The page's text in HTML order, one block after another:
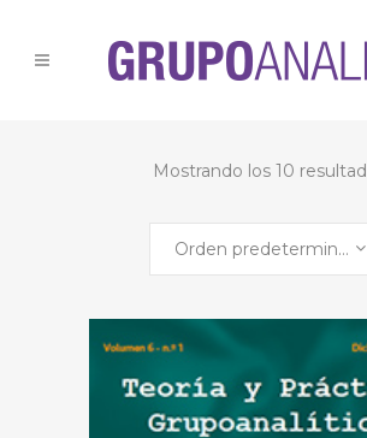
Mostrando los 10
Orden predeterminado